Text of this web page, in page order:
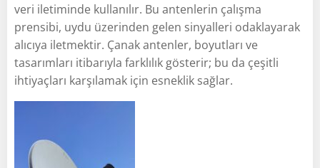
veri iletiminde kullanılır. Bu antenlerin çalışma
prensibi, uydu üzerinden gelen sinyalleri odaklayarak
alıcıya iletmektir. Çanak antenler, boyutları ve
tasarımları itibarıyla farklılık gösterir; bu da çeşitli
ihtiyaçları karşılamak için esneklik sağlar.